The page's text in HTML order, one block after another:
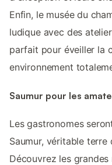
Enfin, le musée du
ludique avec des
parfait pour éveiller la
environnement
Saumur pour les
Les gastronomes
Saumur, véritable terre
Découvrez les